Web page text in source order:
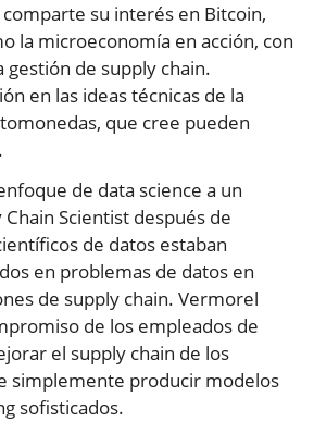
su interés en Bitcoin,
la microeconomía en acción, con
gestión de supply chain.
en las ideas técnicas de la
que cree pueden
de data science a un
Scientist después de
de datos estaban
en problemas de datos en
de supply chain. Vermorel
de los empleados de
el supply chain de los
simplemente producir modelos
sofisticados.